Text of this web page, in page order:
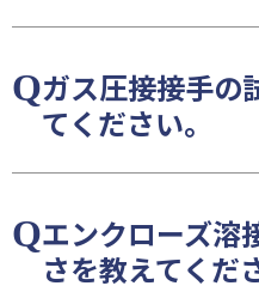
ガス圧接接手の
てください。
エンクローズ溶
さを教えてくだ